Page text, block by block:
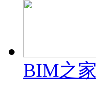
BIM之家